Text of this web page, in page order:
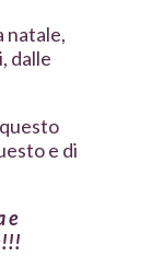
natale,
dalle
e di
e